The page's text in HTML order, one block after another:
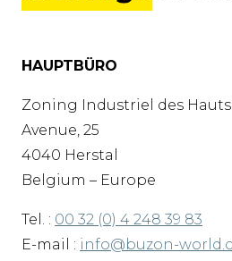
HAUPTBÜRO
Zoning Industriel des
Avenue, 25
4040 Herstal
Belgium – Europe
Tel. : 00 32 (0) 4 248 39 83
E-mail : info@buzon-